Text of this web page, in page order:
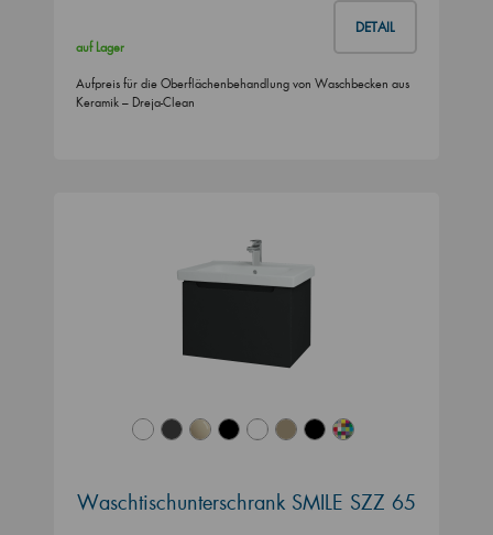
DETAIL
auf Lager
Aufpreis für die Oberflächenbehandlung von Waschbecken aus
Keramik – Dreja-Clean
Waschtischunterschrank SMILE SZZ 65